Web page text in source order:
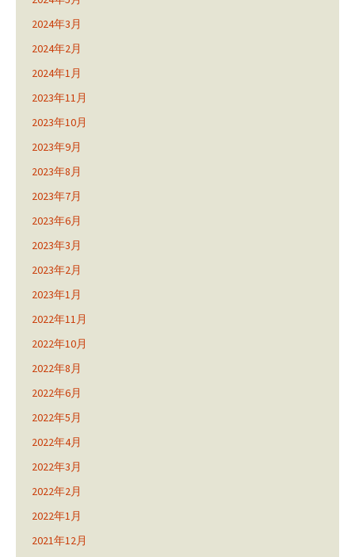
2024年3月
2024年2月
2024年1月
2023年11月
2023年10月
2023年9月
2023年8月
2023年7月
2023年6月
2023年3月
2023年2月
2023年1月
2022年11月
2022年10月
2022年8月
2022年6月
2022年5月
2022年4月
2022年3月
2022年2月
2022年1月
2021年12月